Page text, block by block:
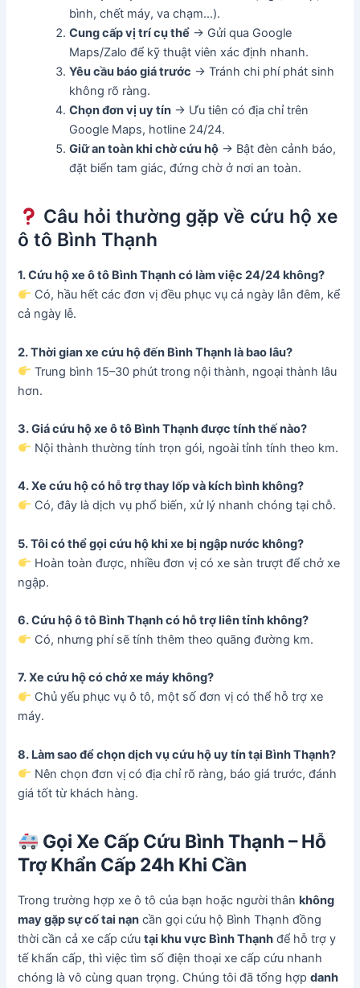
bình, chết máy, va chạm…).
Cung cấp vị trí cụ thể → Gửi qua Google
Maps/Zalo để kỹ thuật viên xác định nhanh.
Yêu cầu báo giá trước → Tránh chi phí phát sinh
không rõ ràng.
Chọn đơn vị uy tín → Ưu tiên có địa chỉ trên
Google Maps, hotline 24/24.
Giữ an toàn khi chờ cứu hộ → Bật đèn cảnh báo,
đặt biển tam giác, đứng chờ ở nơi an toàn.
Câu hỏi thường gặp về cứu hộ xe
ô tô Bình Thạnh
1. Cứu hộ xe ô tô Bình Thạnh có làm việc 24/24 không?
Có, hầu hết các đơn vị đều phục vụ cả ngày lẫn đêm, kể
cả ngày lễ.
2. Thời gian xe cứu hộ đến Bình Thạnh là bao lâu?
Trung bình 15–30 phút trong nội thành, ngoại thành lâu
hơn.
3. Giá cứu hộ xe ô tô Bình Thạnh được tính thế nào?
Nội thành thường tính trọn gói, ngoài tỉnh tính theo km.
4. Xe cứu hộ có hỗ trợ thay lốp và kích bình không?
Có, đây là dịch vụ phổ biến, xử lý nhanh chóng tại chỗ.
5. Tôi có thể gọi cứu hộ khi xe bị ngập nước không?
Hoàn toàn được, nhiều đơn vị có xe sàn trượt để chở xe
ngập.
6. Cứu hộ ô tô Bình Thạnh có hỗ trợ liên tỉnh không?
Có, nhưng phí sẽ tính thêm theo quãng đường km.
7. Xe cứu hộ có chở xe máy không?
Chủ yếu phục vụ ô tô, một số đơn vị có thể hỗ trợ xe
máy.
8. Làm sao để chọn dịch vụ cứu hộ uy tín tại Bình Thạnh?
Nên chọn đơn vị có địa chỉ rõ ràng, báo giá trước, đánh
giá tốt từ khách hàng.
Gọi Xe Cấp Cứu Bình Thạnh – Hỗ
Trợ Khẩn Cấp 24h Khi Cần
Trong trường hợp xe ô tô của bạn hoặc người thânkhông
may gặp sự cố tai nạn cần gọi cứu hộ Bình Thạnh đồng
thời cần cả xe cấp cứutại khu vực Bình Thạnh để hỗ trợ y
tế khẩn cấp, thì việc tìm số điện thoại xe cấp cứu nhanh
chóng là vô cùng quan trọng. Chúng tôi đã tổng hợpdanh